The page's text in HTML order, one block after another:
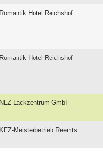
Romantik Hotel Reichshof
Romantik Hotel Reichshof
NLZ Lackzentrum GmbH
KFZ-Meisterbetrieb Reemts